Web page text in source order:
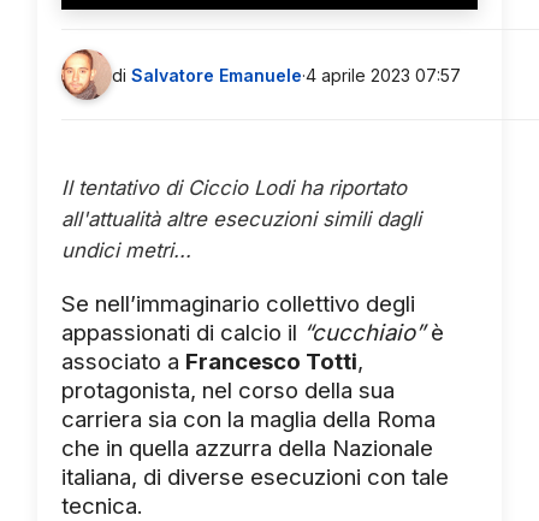
di Salvatore Emanuele·4 aprile 2023 07:57
Il tentativo di Ciccio Lodi ha riportato
all'attualità altre esecuzioni simili dagli
undici metri...
Se nell’immaginario collettivo degli
appassionati di calcio il “cucchiaio”è
associato a Francesco Totti,
protagonista, nel corso della sua
carriera sia con la maglia della Roma
che in quella azzurra della Nazionale
italiana, di diverse esecuzioni con tale
tecnica.